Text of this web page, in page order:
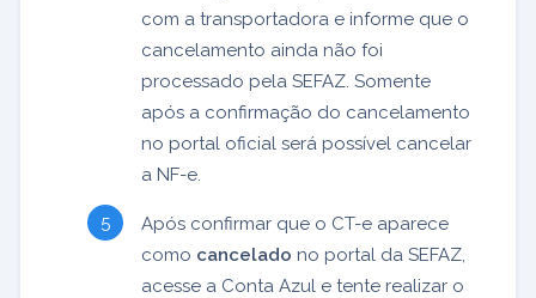
com a transportadora e informe que o
cancelamento ainda não foi
processado pela SEFAZ. Somente
após a confirmação do cancelamento
no portal oficial será possível cancelar
a NF-e.
Após confirmar que o CT-e aparece
como cancelado no portal da SEFAZ,
acesse a Conta Azul e tente realizar o